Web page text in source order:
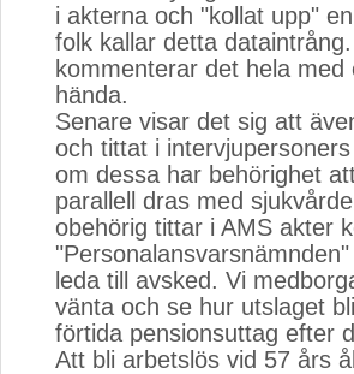
i akterna och "kollat upp"
folk kallar detta
kommenterar det hela
hända.
Senare visar det sig att
och tittat i
om dessa har behörighet
parallell dras med
obehörig tittar i AMS akter
leda till avsked. Vi
vänta och se hur utslaget
förtida pensionsuttag efter
Att bli arbetslös vid 57 års